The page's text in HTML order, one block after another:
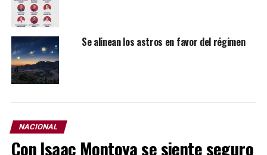
Se alinean los astros en favor del régimen
NACIONAL
Con Isaac Montoya se siente seguro